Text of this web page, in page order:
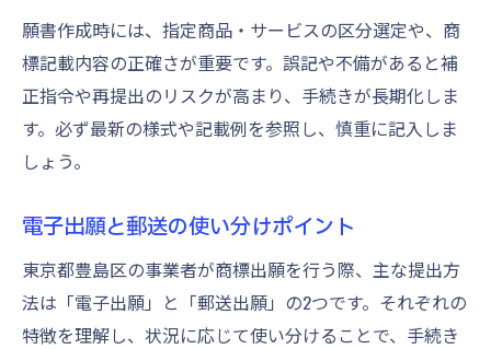
願書作成時には、指定商品・サービスの区分選定や、商
標記載内容の正確さが重要です。誤記や不備があると補
正指令や再提出のリスクが高まり、手続きが長期化しま
す。必ず最新の様式や記載例を参照し、慎重に記入しま
しょう。
電子出願と郵送の使い分けポイント
東京都豊島区の事業者が商標出願を行う際、主な提出方
法は「電子出願」と「郵送出願」の2つです。それぞれの
特徴を理解し、状況に応じて使い分けることで、手続き